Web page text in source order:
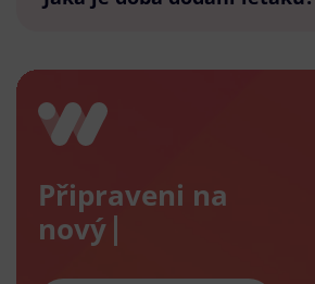
Připraveni na
nový e-sho